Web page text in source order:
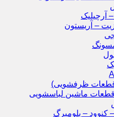
آرچیلیک
– آریستون
(قطعات ظرفشویی)
قطعات ماشین لباسشویی
کنوود – بلومبرگ